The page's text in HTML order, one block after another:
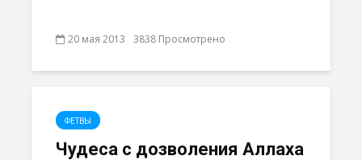
20 мая 2013 3838 Просмотрено
ФЕТВЫ
Чудеса с дозволения Аллаха